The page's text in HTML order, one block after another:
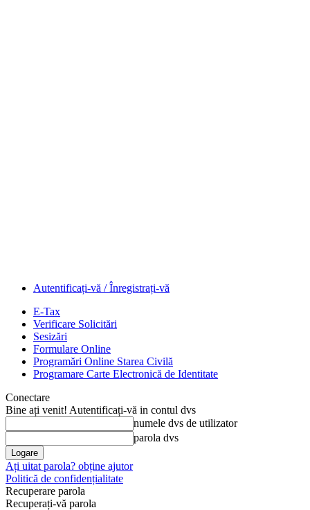
Autentificați-vă / Înregistrați-vă
E-Tax
Verificare Solicitări
Sesizări
Formulare Online
Programări Online Starea Civilă
Programare Carte Electronică de Identitate
Conectare
Bine ați venit! Autentificați-vă in contul dvs
numele dvs de utilizator
parola dvs
Ați uitat parola? obține ajutor
Politică de confidențialitate
Recuperare parola
Recuperați-vă parola